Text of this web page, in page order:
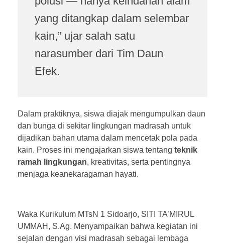
yang ditangkap dalam selembar
kain,” ujar salah satu
narasumber dari Tim Daun
Efek.
Dalam praktiknya, siswa diajak mengumpulkan daun
dan bunga di sekitar lingkungan madrasah untuk
dijadikan bahan utama dalam mencetak pola pada
kain. Proses ini mengajarkan siswa tentang teknik
ramah lingkungan, kreativitas, serta pentingnya
menjaga keanekaragaman hayati.
Waka Kurikulum MTsN 1 Sidoarjo, SITI TA’MIRUL
UMMAH, S.Ag. Menyampaikan bahwa kegiatan ini
sejalan dengan visi madrasah sebagai lembaga